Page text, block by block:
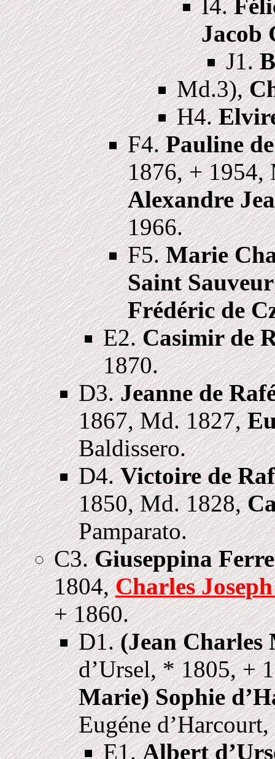
I4.
Jacob
J1.
Md.3),
H4.
F4.Pauline
1876, +
Alexandre
1966.
F5.Marie
Saint Sauveur
Frédéric de
E2.Casimir de
1870.
D3.Jeanne de
1867, Md. 1827,
Baldissero.
D4.Victoire de
1850, Md. 1828,
Pamparato.
C3.Giuseppina
1804,Charles
+ 1860.
D1.(Jean Charles
d’Ursel, * 1805, +
Marie) Sophie
Eugéne
E1.Albert